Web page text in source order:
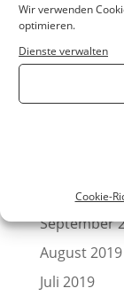
Wir verwenden
optimieren.
Dienste verwalten
Cookie-
April 2020
März 2020
Januar 2020
November
Oktober
September
August 2019
Juli 2019